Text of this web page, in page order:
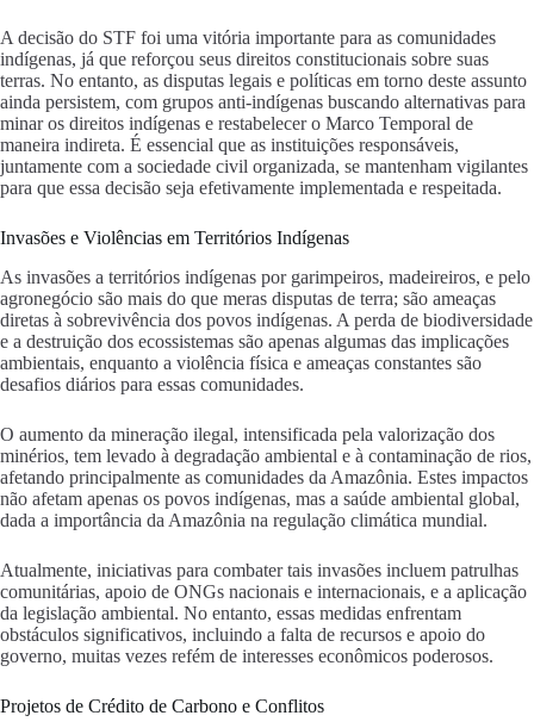
A decisão do STF foi uma vitória importante para as comunidades
indígenas, já que reforçou seus direitos constitucionais sobre suas
terras. No entanto, as disputas legais e políticas em torno deste assunto
ainda persistem, com grupos anti-indígenas buscando alternativas para
minar os direitos indígenas e restabelecer o Marco Temporal de
maneira indireta. É essencial que as instituições responsáveis,
juntamente com a sociedade civil organizada, se mantenham vigilantes
para que essa decisão seja efetivamente implementada e respeitada.
Invasões e Violências em Territórios Indígenas
As invasões a territórios indígenas por garimpeiros, madeireiros, e pelo
agronegócio são mais do que meras disputas de terra; são ameaças
diretas à sobrevivência dos povos indígenas. A perda de biodiversidade
e a destruição dos ecossistemas são apenas algumas das implicações
ambientais, enquanto a violência física e ameaças constantes são
desafios diários para essas comunidades.
O aumento da mineração ilegal, intensificada pela valorização dos
minérios, tem levado à degradação ambiental e à contaminação de rios,
afetando principalmente as comunidades da Amazônia. Estes impactos
não afetam apenas os povos indígenas, mas a saúde ambiental global,
dada a importância da Amazônia na regulação climática mundial.
Atualmente, iniciativas para combater tais invasões incluem patrulhas
comunitárias, apoio de ONGs nacionais e internacionais, e a aplicação
da legislação ambiental. No entanto, essas medidas enfrentam
obstáculos significativos, incluindo a falta de recursos e apoio do
governo, muitas vezes refém de interesses econômicos poderosos.
Projetos de Crédito de Carbono e Conflitos